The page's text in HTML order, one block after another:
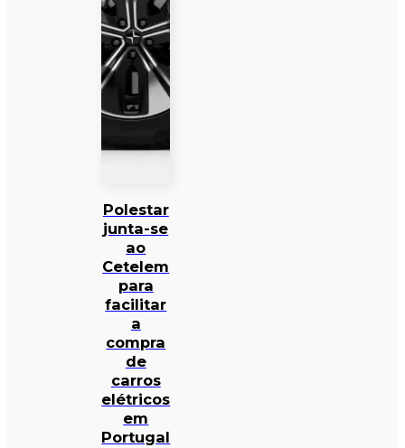
Polestar
junta-se
ao
Cetelem
para
facilitar
a
compra
de
carros
elétricos
em
Portugal